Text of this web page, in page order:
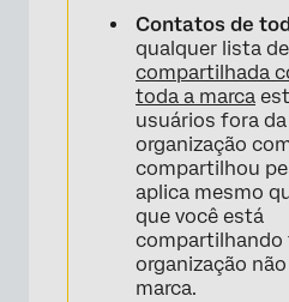
Contatos de
qualquer lista
compartilhada
toda a marca
usuários fora
organização
compartilhou
aplica mesmo
que você está
compartilhando
organização
marca.